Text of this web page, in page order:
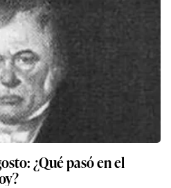
¿Qué pasó en el